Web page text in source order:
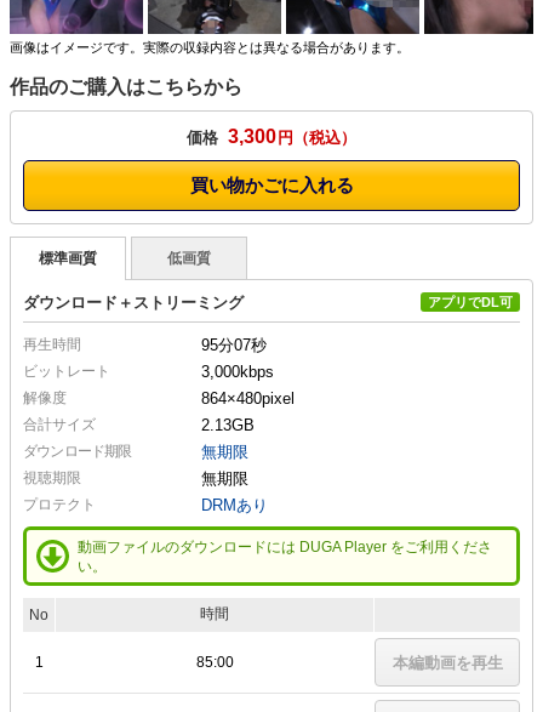
ンを誘きだし、ブライアンを陥落する事に…。［女幹部HAPPY END］
画像はイメージです。実際の収録内容とは異なる場合があります。
作品のご購入はこちらから
価格 3,300 円
買い物かごに入れる
標準画質 低画質
ダウンロード＋ストリーミング アプリでDL可
再生時間 95分07秒
ビットレート 3,000kbps
解像度 864×480pixel
合計サイズ 2.13GB
ダウンロード期限 無期限
視聴期限 無期限
プロテクト DRMあり
動画ファイルのダウンロードには DUGA Player をご利用くださ
い。
No 時間
1 85:00 本編動画を再生